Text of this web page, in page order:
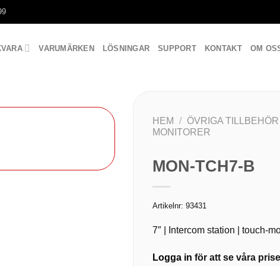
VARUMÄRKEN LÖSNINGAR SUPPORT KONTAKT OM
HEM / ÖVRIGA
MONITORER
MON-TCH7-B
Artikelnr: 93431
7″ | Intercom station | touch-
Logga in för att se våra